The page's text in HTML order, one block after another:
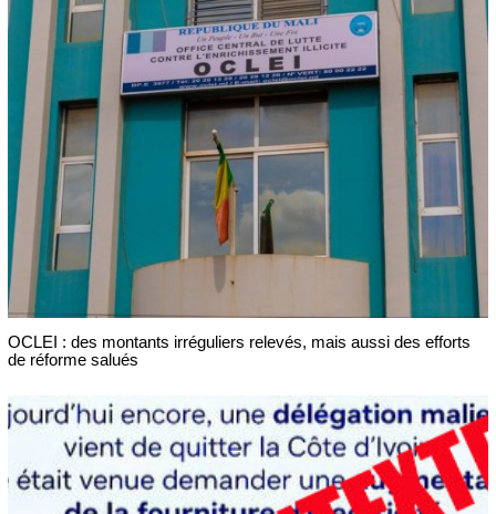
OCLEI : des montants irréguliers relevés, mais aussi des efforts
de réforme salués